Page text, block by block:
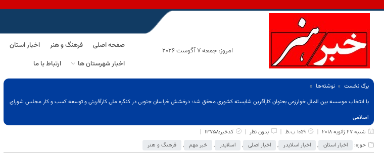
امروز: جمعه 7 آگوست 2026
صفحه اصلی فرهنگ و هنر اخبار استان
اخبار شهرستان ها
ارتباط با ما
برگ نخست
نوشته‌ها
با انتخاب موسسه بین الملل خوارزمی بعنوان کارآفرین شایسته کشوری محقق شد: درخشش خراسان جنوبی در کنگره ملی کارآفرینی و توسعه کسب و کار مجلس شورای
اسلامی
شنبه 27 ژانویه 2018
1:59 ب.ظ بدون نظر
کدخبر:13758
حوزه:
اخبار استان , اخبار اسلایدر , اخبار اصلی , اسلایدر , خبر مهم , فرهنگ و هنر